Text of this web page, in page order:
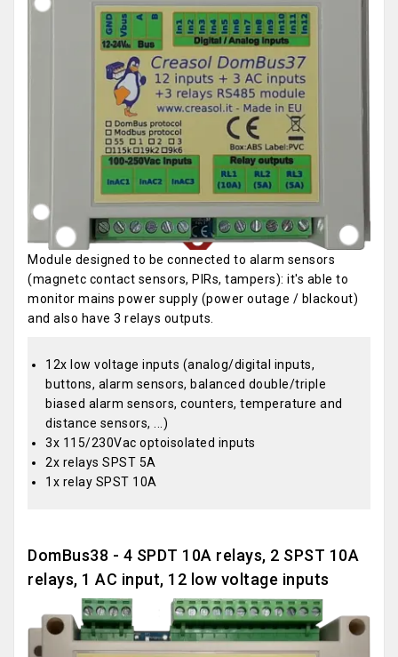
Module designed to be connected to alarm sensors
(magnetc contact sensors, PIRs, tampers): it's able to
monitor mains power supply (power outage / blackout)
and also have 3 relays outputs.
12x low voltage inputs (analog/digital inputs,
buttons, alarm sensors, balanced double/triple
biased alarm sensors, counters, temperature and
distance sensors, ...)
3x 115/230Vac optoisolated inputs
2x relays SPST 5A
1x relay SPST 10A
DomBus38 - 4 SPDT 10A relays, 2 SPST 10A
relays, 1 AC input, 12 low voltage inputs